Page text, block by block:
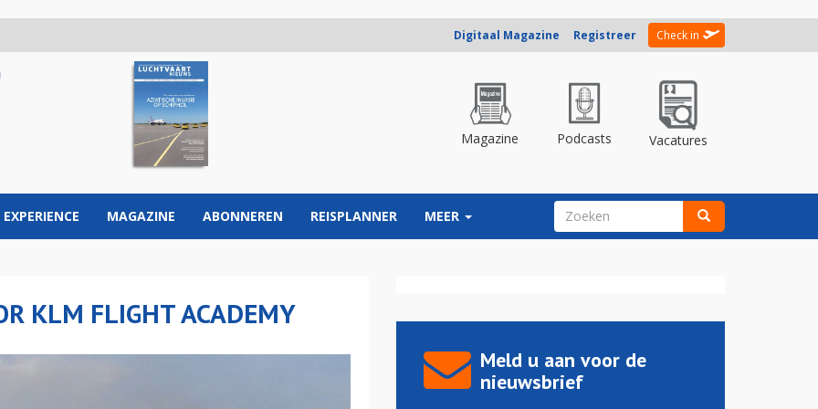
Digitaal Magazine Registreer Check in
Magazine Podcasts Vacatures
EXPERIENCE MAGAZINE ABONNEREN REISPLANNER MEER ZOEKVELD
KLM FLIGHT ACADEMY
Meld u aan voor de
nieuwsbrief